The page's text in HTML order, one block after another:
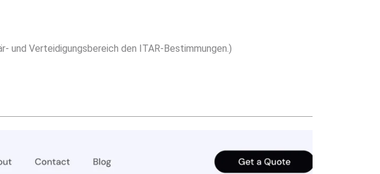
und Verteidigungsbereich den ITAR-Bestimmungen.)